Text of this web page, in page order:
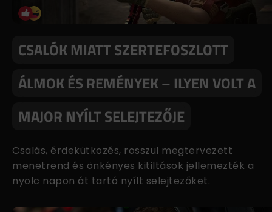
CSALÓK MIATT SZERTEFOSZLOTT
ÁLMOK ÉS REMÉNYEK – ILYEN VOLT A
MAJOR NYÍLT SELEJTEZŐJE
Csalás, érdekütközés, rosszul megtervezett
menetrend és önkényes kitiltások jellemezték a
nyolc napon át tartó nyílt selejtezőket.